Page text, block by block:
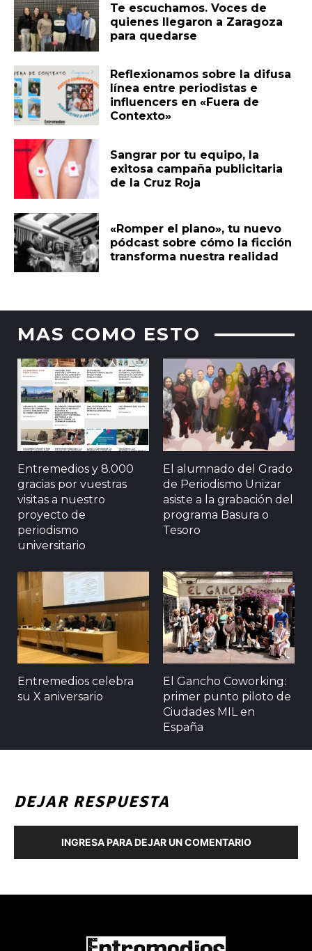
Te escuchamos. Voces de
quienes llegaron a Zaragoza
para quedarse
Reflexionamos sobre la difusa
línea entre periodistas e
influencers en «Fuera de
Contexto»
Sangrar por tu equipo, la
exitosa campaña publicitaria
de la Cruz Roja
«Romper el plano», tu nuevo
pódcast sobre cómo la ficción
transforma nuestra realidad
MAS COMO ESTO
Entremedios y 8.000
gracias por vuestras
visitas a nuestro
proyecto de
periodismo
universitario
El alumnado del Grado
de Periodismo Unizar
asiste a la grabación del
programa Basura o
Tesoro
Entremedios celebra
su X aniversario
El Gancho Coworking:
primer punto piloto de
Ciudades MIL en
España
DEJAR RESPUESTA
INGRESA PARA DEJAR UN COMENTARIO